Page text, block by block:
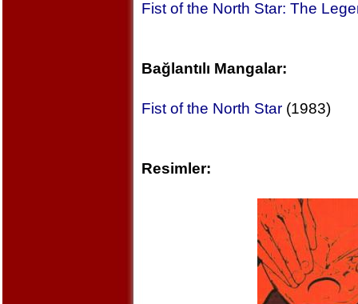
Fist of the North Star: The
Bağlantılı Mangalar:
Fist of the North Star(1983)
Resimler: